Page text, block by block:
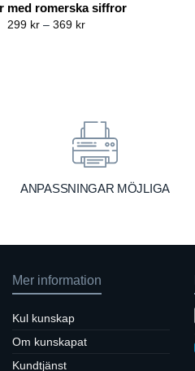
med romerska siffror
299 kr – 369 krPrice
ANPASSNINGAR MÖJLIGA
Mer information
Kul kunskap
Om kunskapat
Kundtjänst